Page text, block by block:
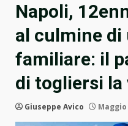
Napoli,
al culmine di
familiare: il
di togliersi la
Giuseppe Avico Maggio